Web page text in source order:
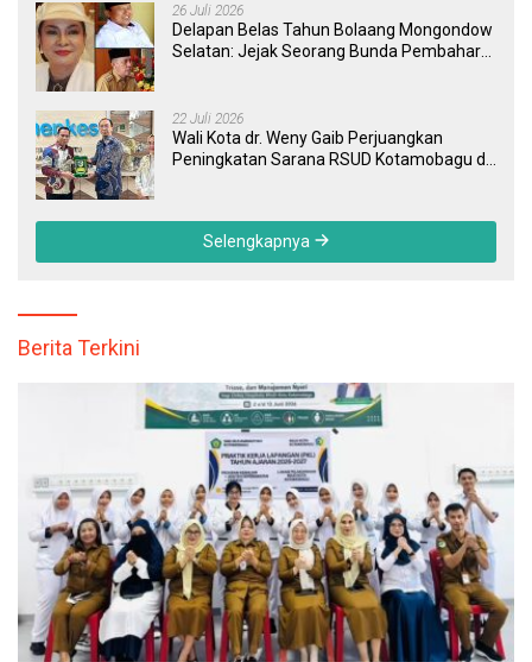
26 Juli 2026
Delapan Belas Tahun Bolaang Mongondow
Selatan: Jejak Seorang Bunda Pembaharu
22 Juli 2026
Wali Kota dr. Weny Gaib Perjuangkan
Peningkatan Sarana RSUD Kotamobagu di
Selengkapnya
Berita Terkini